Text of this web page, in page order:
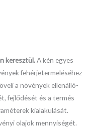
keresztül.A kén egyes
fehérjetermeléséhez
a növények ellenálló-
fejlődését és a termés
kialakulását.
olajok mennyiségét.